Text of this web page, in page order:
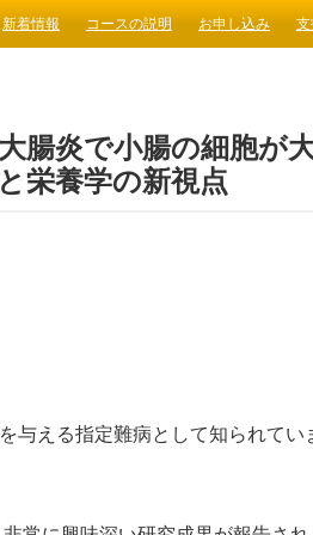
新着情報 コースの説明 お申し込み
腸炎で小腸の細胞が
栄養学の新視点
与える指定難病として知られてい